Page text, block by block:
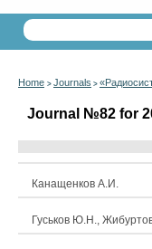
Home > Journals >
Journal №82 for
Канащенков А.И.
Гуськов Ю.Н.,